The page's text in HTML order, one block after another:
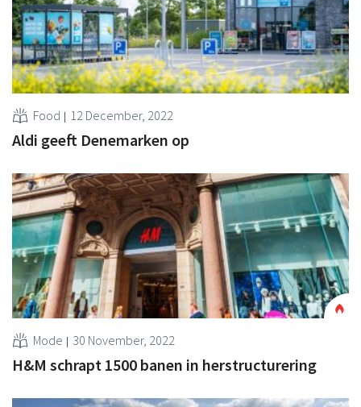
Food 12 December, 2022
Aldi geeft Denemarken op
Mode 30 November, 2022
H&M schrapt 1500 banen in herstructurering